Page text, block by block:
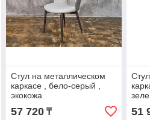
Стул на металлическом
каркасе , бело-серый ,
экокожа
57 720₸ 51